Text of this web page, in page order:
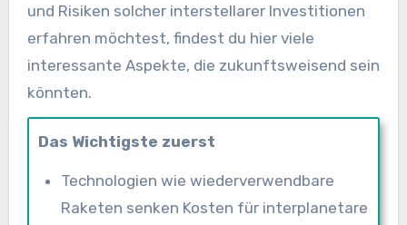
und Risiken solcher interstellarer Investitionen
erfahren möchtest, findest du hier viele
interessante Aspekte, die zukunftsweisend sein
könnten.
Das Wichtigste zuerst
Technologien wie wiederverwendbare
Raketen senken Kosten für interplanetare